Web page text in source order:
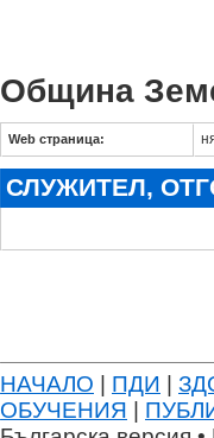
Община
Web страница:
СЛУЖИТЕЛ,
НАЧАЛО | ПДИ |
ОБУЧЕНИЯ |